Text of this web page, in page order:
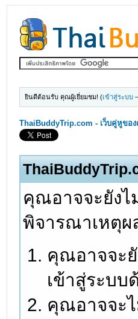
ยินดีต้อนรับ คุณผู้เยี่ยมชม! (เข้าสู่ระบบ
ThaiBuddyTrip.com - เว็บคู่หูขอ
คุณอาจจะยังไ
พิจารณาเหตุผ
คุณอาจจะยั
เข้าสู่ระบบ
คุณอาจจะ